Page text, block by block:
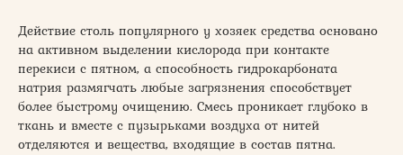
Действие столь популярного у хозяек средства основано
на активном выделении кислорода при контакте
перекиси с пятном, а способность гидрокарбоната
натрия размягчать любые загрязнения способствует
более быстрому очищению. Смесь проникает глубоко в
ткань и вместе с пузырьками воздуха от нитей
отделяются и вещества, входящие в состав пятна.